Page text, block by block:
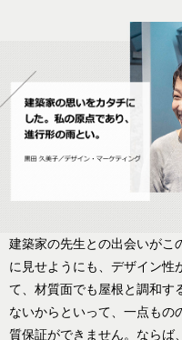
建築家の先生との出会いがこ
に見せようにも、デザイン性
て、材質面でも屋根と調和す
ないからといって、一点もの
質保証ができません。ならば